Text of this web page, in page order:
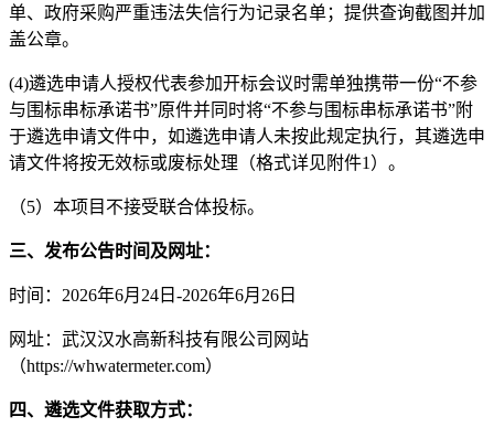
单、政府采购严重违法失信行为记录名单；提供查询截图并加
盖公章。
(4)遴选申请人授权代表参加开标会议时需单独携带一份“不参
与围标串标承诺书”原件并同时将“不参与围标串标承诺书”附
于遴选申请文件中，如遴选申请人未按此规定执行，其遴选申
请文件将按无效标或废标处理（格式详见附件1）。
（5）本项目不接受联合体投标。
三、发布公告时间及网址：
时间：2026年6月24日-2026年6月26日
网址：武汉汉水高新科技有限公司网站
（https://whwatermeter.com）
四、 遴选文件获取方式：